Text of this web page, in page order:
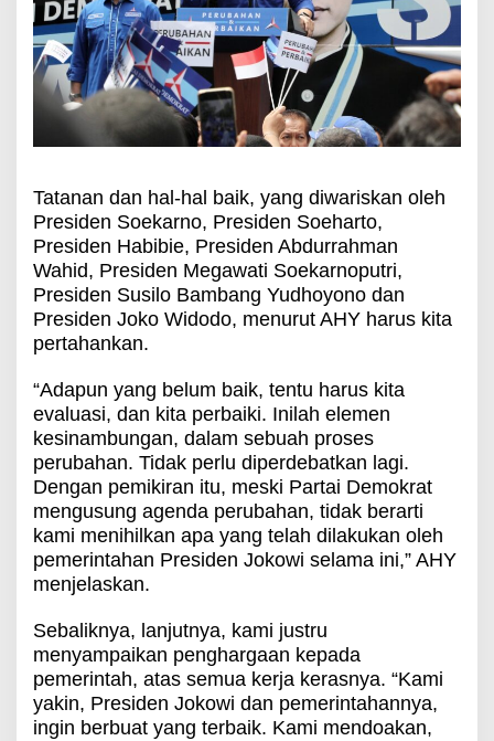
Tatanan dan hal-hal baik, yang diwariskan oleh
Presiden Soekarno, Presiden Soeharto,
Presiden Habibie, Presiden Abdurrahman
Wahid, Presiden Megawati Soekarnoputri,
Presiden Susilo Bambang Yudhoyono dan
Presiden Joko Widodo, menurut AHY harus kita
pertahankan.
“Adapun yang belum baik, tentu harus kita
evaluasi, dan kita perbaiki. Inilah elemen
kesinambungan, dalam sebuah proses
perubahan. Tidak perlu diperdebatkan lagi.
Dengan pemikiran itu, meski Partai Demokrat
mengusung agenda perubahan, tidak berarti
kami menihilkan apa yang telah dilakukan oleh
pemerintahan Presiden Jokowi selama ini,” AHY
menjelaskan.
Sebaliknya, lanjutnya, kami justru
menyampaikan penghargaan kepada
pemerintah, atas semua kerja kerasnya. “Kami
yakin, Presiden Jokowi dan pemerintahannya,
ingin berbuat yang terbaik. Kami mendoakan,